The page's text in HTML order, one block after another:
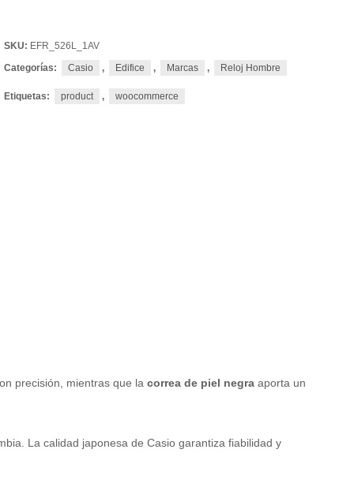
SKU: EFR_526L_1AV
Categorías:
Casio , Edifice , Marcas , Reloj Hombre
Etiquetas: product , woocommerce
precisión, mientras que la correa de piel negra aporta un
La calidad japonesa de Casio garantiza fiabilidad y